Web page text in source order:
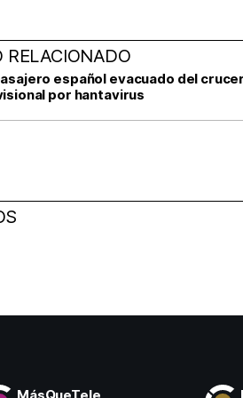
RELACIONADO
español evacuado del
por hantavirus